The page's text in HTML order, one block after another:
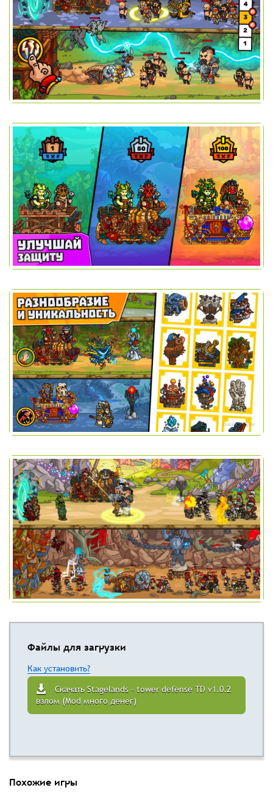
Файлы для загрузки
Как установить?
Скачать Stagelands - tower defense TD v1.0.2
взлом (Mod много денег)
Похожие игры